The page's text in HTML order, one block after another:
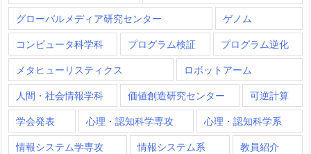
グローバルメディア研究センター ゲノム
コンピュータ科学科 プログラム検証 プログラム逆化
メタヒューリスティクス ロボットアーム
人間・社会情報学科 価値創造研究センター 可逆計算
学会発表 心理・認知科学専攻 心理・認知科学系
情報システム学専攻 情報システム系 教員紹介